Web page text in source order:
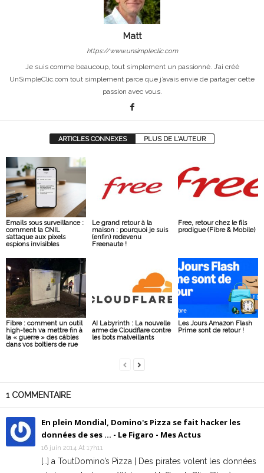
Matt
https://www.unsimpleclic.com
Je suis comme beaucoup, tout simplement un passionné. J’ai créé
UnSimpleClic.com tout simplement parce que j’avais envie de partager cette
passion avec vous.
ARTICLES CONNEXES PLUS DE L'AUTEUR
Emails sous surveillance :
comment la CNIL
s’attaque aux pixels
espions invisibles
Le grand retour à la
maison : pourquoi je suis
(enfin) redevenu
Freenaute !
Free, retour chez le fils
prodigue (Fibre & Mobile)
Fibre : comment un outil
high-tech va mettre fin à
la « guerre » des câbles
dans vos boîtiers de rue
AI Labyrinth : La nouvelle
arme de Cloudflare contre
les bots malveillants
Les Jours Amazon Flash
Prime sont de retour !
1 COMMENTAIRE
En plein Mondial, Domino's Pizza se fait hacker les
données de ses ... - Le Figaro - Mes Actus
16 juin 2014 At 17h11
[…] a ToutDomino’s Pizza | Des pirates volent les données